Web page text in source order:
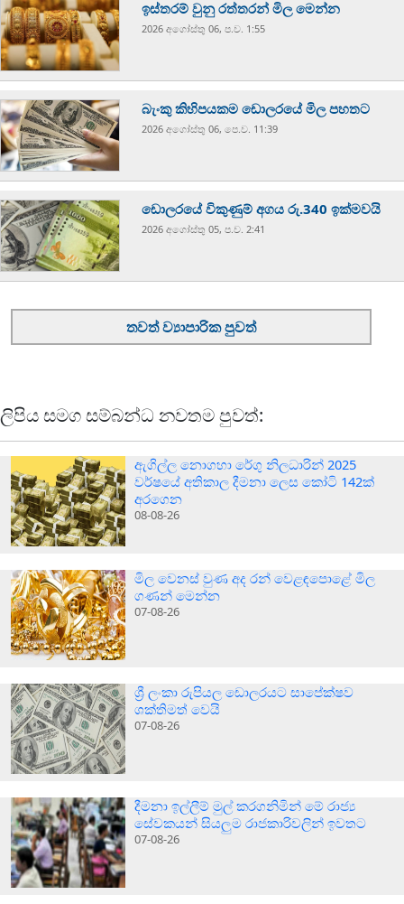
ඉස්තරම් වුනු රත්තරන් මිල මෙන්න
2026 අගෝස්‍තු 06, ප.ව. 1:55
බැංකු කිහිපයකම ඩොලරයේ මිල පහතට
2026 අගෝස්‍තු 06, පෙ.ව. 11:39
ඩොලරයේ විකුණුම් අගය රු.340 ඉක්මවයි
2026 අගෝස්‍තු 05, ප.ව. 2:41
තවත් ව්‍යාපාරික පුවත්
ලිපිය සමග සම්බන්ධ නවතම පුවත්:
ඇගිල්ල නොගහා රේගු නිලධාරින් 2025
වර්ෂයේ අතිකාල දීමනා ලෙස කෝටි 142ක්
අරගෙන
08-08-26
මිල වෙනස් වුණ අද රන් වෙළඳපොළේ මිල
ගණන් මෙන්න
07-08-26
ශ්‍රී ලංකා රුපියල ඩොලරයට සාපේක්ෂව
ශක්තිමත් වෙයි
07-08-26
දීමනා ඉල්ලීම් මුල් කරගනිමින් මේ රාජ්‍ය
සේවකයන් සියලුම රාජකාරිවලින් ඉවතට
07-08-26